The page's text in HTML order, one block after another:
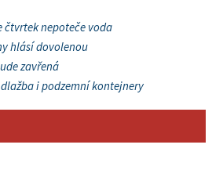
čtvrtek nepoteče voda
hlásí dovolenou
zavřená
i podzemní kontejnery